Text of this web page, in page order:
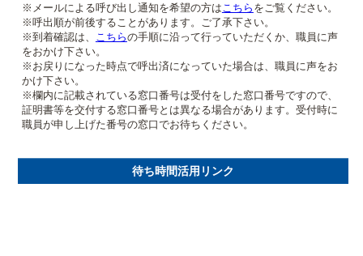
※メールによる呼び出し通知を希望の方は こちら をご覧ください。
※呼出順が前後することがあります。ご了承下さい。
※到着確認は、
こちらの手順に沿って行っていただくか、職員に声
をおかけ下さい。
※お戻りになった時点で呼出済になっていた場合は、職員に声をお
かけ下さい。
※欄内に記載されている窓口番号は受付をした窓口番号ですので、
証明書等を交付する窓口番号とは異なる場合があります。受付時に
職員が申し上げた番号の窓口でお待ちください。
待ち時間活用リンク